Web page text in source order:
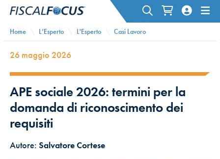
Home L’Esperto L'Esperto Casi Lavoro
26 maggio 2026
APE sociale 2026: termini per la
domanda di riconoscimento dei
requisiti
Autore: Salvatore Cortese